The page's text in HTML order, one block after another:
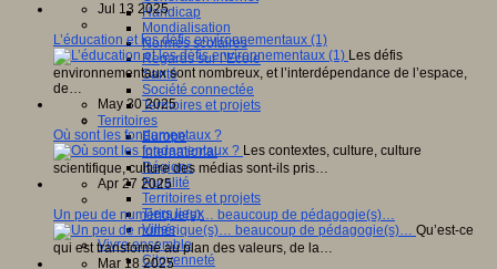
Handicap
Mondialisation
Normes scolaires
Regards sur l’Ecole
Santé
Société connectée
Territoires et projets
Territoires
Europe
International
Régions
Ruralité
Territoires et projets
Tiers lieux
Villes
Vivre ensemble
Citoyenneté
Jul 13 2025
L’éducation et les défis environnementaux (1)
Les défis
environnementaux sont nombreux, et l’interdépendance de l’espace,
de…
May 30 2025
Où sont les fondamentaux ?
Les contextes, culture, culture
scientifique, culture des médias sont-ils pris…
Apr 27 2025
Un peu de numérique(s)… beaucoup de pédagogie(s)…
Qu’est-ce
qui est transformé au plan des valeurs, de la…
Mar 18 2025